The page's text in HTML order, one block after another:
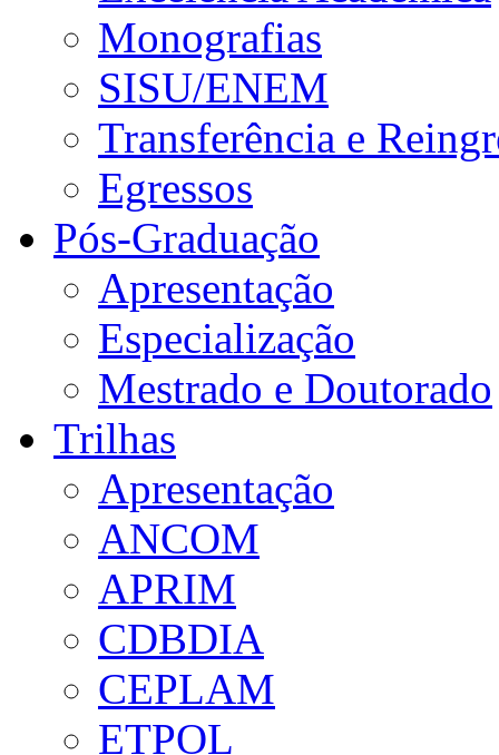
Monografias
SISU/ENEM
Transferência e
Egressos
Pós-Graduação
Apresentação
Especialização
Mestrado e Doutorado
Trilhas
Apresentação
ANCOM
APRIM
CDBDIA
CEPLAM
ETPOL